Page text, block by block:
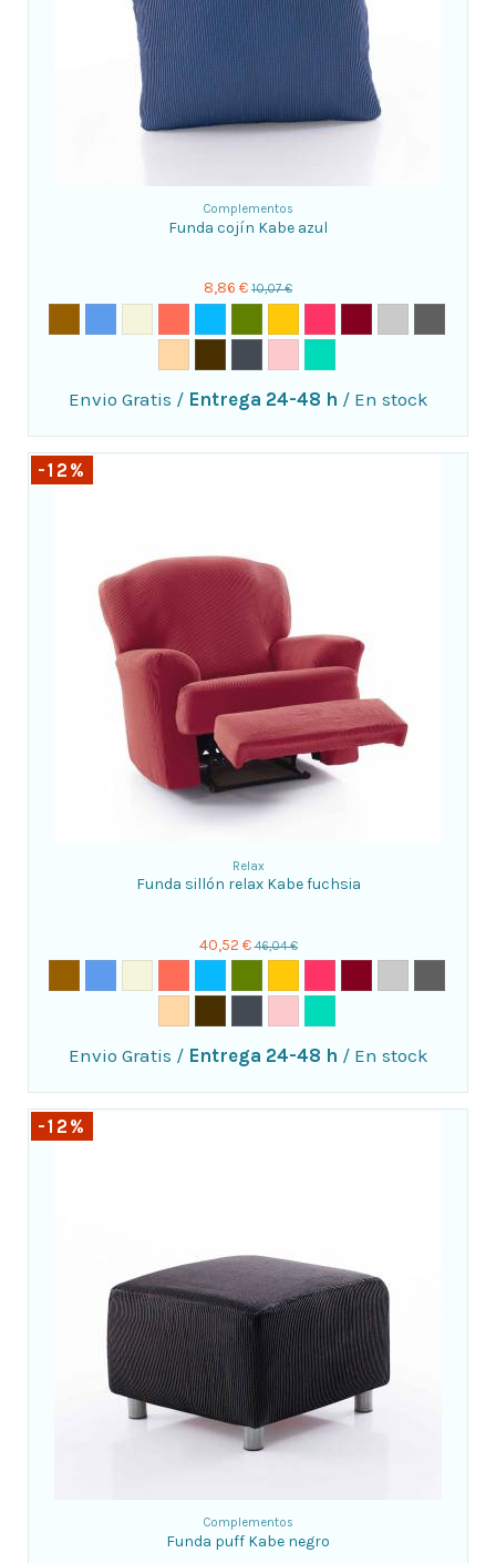
Complementos
Funda cojín Kabe azul
8,86 € 10,07 €
Envio Gratis / Entrega 24-48 h / En stock
-12%
Relax
Funda sillón relax Kabe fuchsia
40,52 € 46,04 €
Envio Gratis / Entrega 24-48 h / En stock
-12%
Complementos
Funda puff Kabe negro